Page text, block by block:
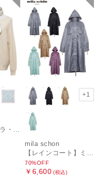
+1
mila schon
70%OFF
￥6,600 (税込)